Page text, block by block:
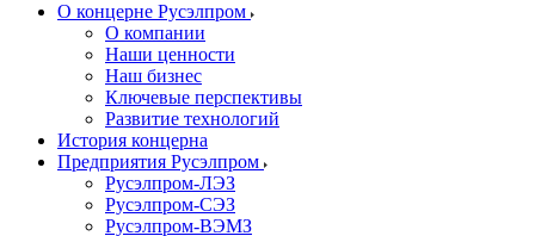
О концерне Русэлпром
О компании
Наши ценности
Наш бизнес
Ключевые перспективы
Развитие технологий
История концерна
Предприятия Русэлпром
Русэлпром-ЛЭЗ
Русэлпром-СЭЗ
Русэлпром-ВЭМЗ